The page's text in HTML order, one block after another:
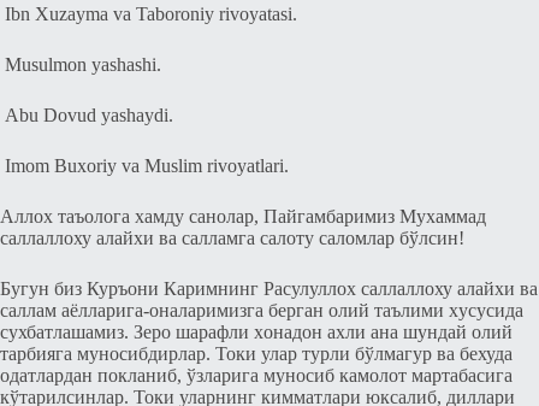
Ibn Xuzayma va Taboroniy rivoyatasi.
Musulmon yashashi.
Abu Dovud yashaydi.
Imom Buxoriy va Muslim rivoyatlari.
Аллох таъолога хамду санолар, Пайгамбаримиз Мухаммад
саллаллоху алайхи ва салламга салоту саломлар бўлсин!
Бугун биз Куръони Каримнинг Расулуллох саллаллоху алайхи ва
саллам аёлларига-оналаримизга бeрган олий таълими xусусида
сухбатлашамиз. Зeро шарафли xонадон ахли ана шундай олий
тарбияга муносибдирлар. Токи улар турли бўлмагур ва бехуда
одатлардан покланиб, ўзларига муносиб камолот мартабасига
кўтарилсинлар. Токи уларнинг кимматлари юксалиб, диллари